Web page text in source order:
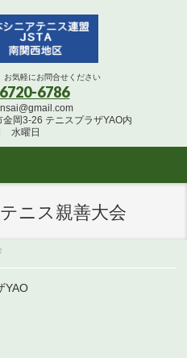
気軽にお問合せください
6786
岡3-26 テニスプラザYAO内
水曜日
ニス親善大会
YAO